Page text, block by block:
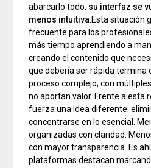
abarcarlo todo, su interfaz se
menos intuitiva.Esta situación
frecuente para los
más tiempo aprendiendo a
creando el contenido que
que debería ser rápida termina
proceso complejo, con
no aportan valor. Frente a esta
fuerza una idea diferente:
concentrarse en lo esencial.
organizadas con claridad.
con mayor transparencia. Es
plataformas destacan